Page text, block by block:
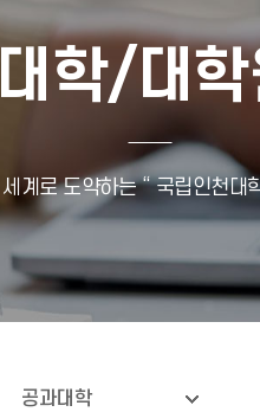
대학/대
세계로 도약하는 “ 국립인천대
공과대학